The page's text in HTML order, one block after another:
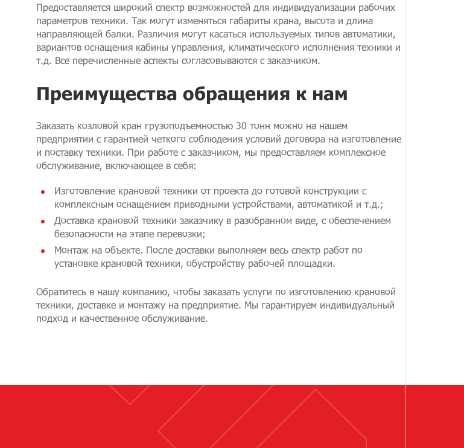
Предоставляется широкий спектр возможностей для индивидуализации рабочих
параметров техники. Так могут изменяться габариты крана, высота и длина
направляющей балки. Различия могут касаться используемых типов автоматики,
вариантов оснащения кабины управления, климатического исполнения техники и
т.д. Все перечисленные аспекты согласовываются с заказчиком.
Преимущества обращения к нам
Заказать козловой кран грузоподъемностью 30 тонн можно на нашем
предприятии с гарантией четкого соблюдения условий договора на изготовление
и поставку техники. При работе с заказчиком, мы предоставляем комплексное
обслуживание, включающее в себя:
Изготовление крановой техники от проекта до готовой конструкции с
комплексным оснащением приводными устройствами, автоматикой и т.д.;
Доставка крановой техники заказчику в разобранном виде, с обеспечением
безопасности на этапе перевозки;
Монтаж на объекте. После доставки выполняем весь спектр работ по
установке крановой техники, обустройству рабочей площадки.
Обратитесь в нашу компанию, чтобы заказать услуги по изготовлению крановой
техники, доставке и монтажу на предприятие. Мы гарантируем индивидуальный
подход и качественное обслуживание.